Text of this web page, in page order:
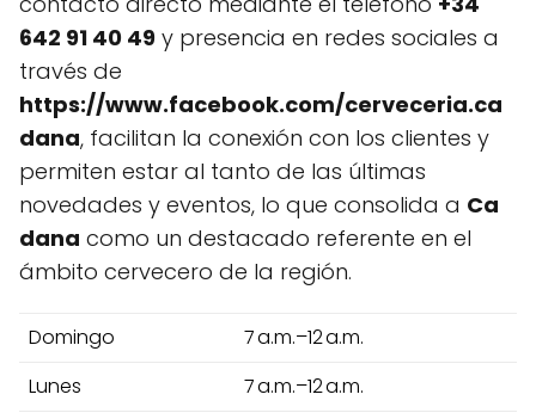
642 91 40 49 y presencia en redes sociales a
través de
https://www.facebook.com/cerveceria.ca
dana, facilitan la conexión con los clientes y
permiten estar al tanto de las últimas
novedades y eventos, lo que consolida a Ca
dana como un destacado referente en el
ámbito cervecero de la región.
Domingo
7 a.m.–12 a.m.
Lunes
7 a.m.–12 a.m.